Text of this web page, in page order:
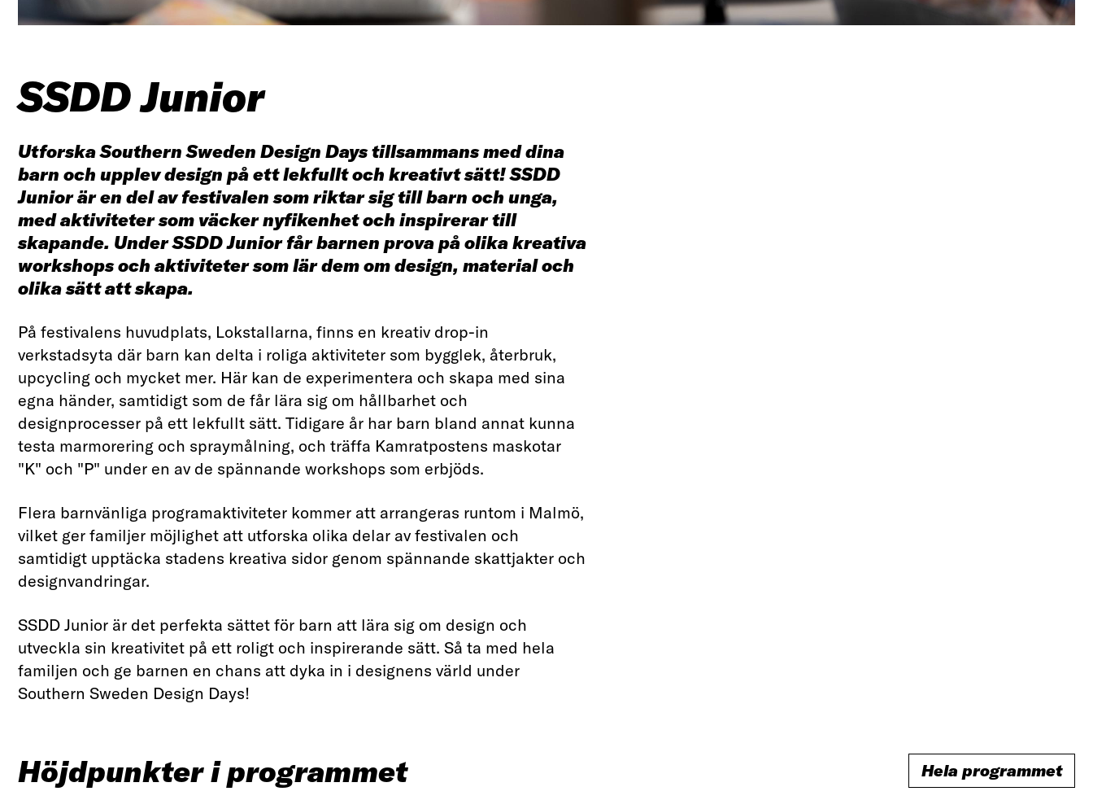
SSDD Junior
Utforska Southern Sweden Design Days tillsammans med dina
barn och upplev design på ett lekfullt och kreativt sätt! SSDD
Junior är en del av festivalen som riktar sig till barn och unga,
med aktiviteter som väcker nyfikenhet och inspirerar till
skapande. Under SSDD Junior får barnen prova på olika kreativa
workshops och aktiviteter som lär dem om design, material och
olika sätt att skapa.
På festivalens huvudplats, Lokstallarna, finns en kreativ drop-in
verkstadsyta där barn kan delta i roliga aktiviteter som bygglek, återbruk,
upcycling och mycket mer. Här kan de experimentera och skapa med sina
egna händer, samtidigt som de får lära sig om hållbarhet och
designprocesser på ett lekfullt sätt. Tidigare år har barn bland annat kunna
testa marmorering och spraymålning, och träffa Kamratpostens maskotar
"K" och "P" under en av de spännande workshops som erbjöds.
Flera barnvänliga programaktiviteter kommer att arrangeras runtom i Malmö,
vilket ger familjer möjlighet att utforska olika delar av festivalen och
samtidigt upptäcka stadens kreativa sidor genom spännande skattjakter och
designvandringar.
SSDD Junior är det perfekta sättet för barn att lära sig om design och
utveckla sin kreativitet på ett roligt och inspirerande sätt. Så ta med hela
familjen och ge barnen en chans att dyka in i designens värld under
Southern Sweden Design Days!
Höjdpunkter i programmet Hela programmet